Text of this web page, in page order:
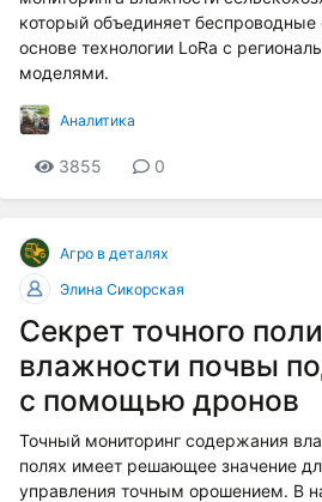
который объединяет беспроводные
основе технологии LoRa с
моделями.
Аналитика
3855 0
Агро в деталях
Элина Сикорская
Секрет точного
влажности почвы
с помощью дронов
Точный мониторинг содержания
полях имеет решающее значение
управления точным орошением. В